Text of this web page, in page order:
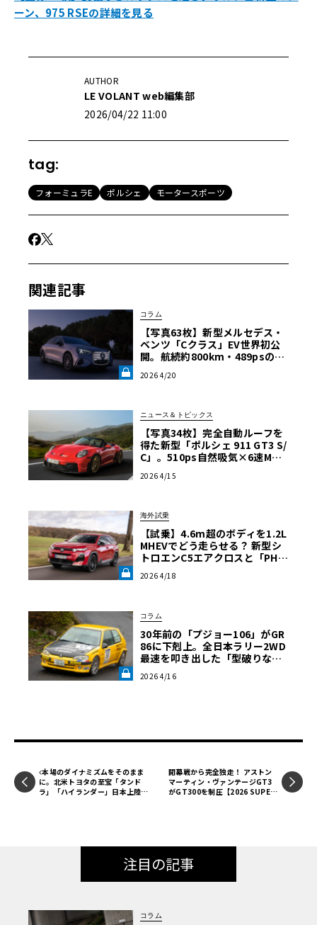
ーン、975 RSEの詳細を見る
AUTHOR
LE VOLANT web編集部
2026/04/22 11:00
tag:
フォーミュラE ポルシェ モータースポーツ
関連記事
コラム
【写真63枚】新型メルセデス・
ベンツ「Cクラス」EV世界初公
開。航続約800km・489psの実
た“EVのリアル”《LE VOLANT
2026 4/20
ニュース＆トピックス
【写真34枚】完全自動ルーフを
得た新型「ポルシェ 911 GT3 S/
C」。510ps自然吸気×6速MT
2026 4/15
海外試乗
【試乗】4.6m超のボディを1.2L
MHEVでどう走らせる？ 新型シ
トロエンC5エアクロスと「PH
ペット《LE VOLANT LAB》
2026 4/18
コラム
30年前の「プジョー106」がGR
86に下剋上。全日本ラリー2WD
最速を叩き出した「型破りなセ
B》
2026 4/16
本場のダイナミズムをそのまま
に。北米トヨタの至宝「タンド
ラ」「ハイランダー」日本上陸
開幕戦から完全独走！ アストン
マーティン・ヴァンテージGT3
がGT300を制圧【2026 SUPER
注目の記事
コラム